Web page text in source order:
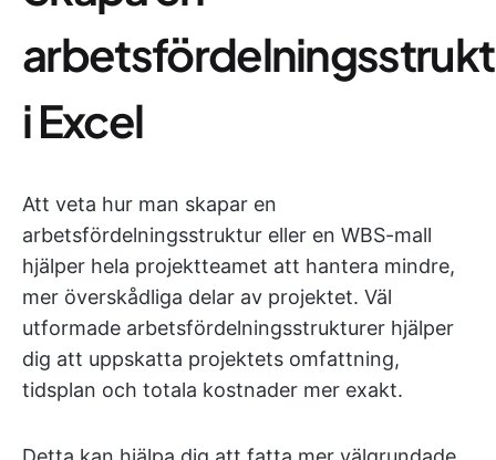
i Excel
Att veta hur man skapar en
arbetsfördelningsstruktur eller en WBS-mall
hjälper hela projektteamet att hantera mindre,
mer överskådliga delar av projektet. Väl
utformade arbetsfördelningsstrukturer hjälper
dig att uppskatta projektets omfattning,
tidsplan och totala kostnader mer exakt.